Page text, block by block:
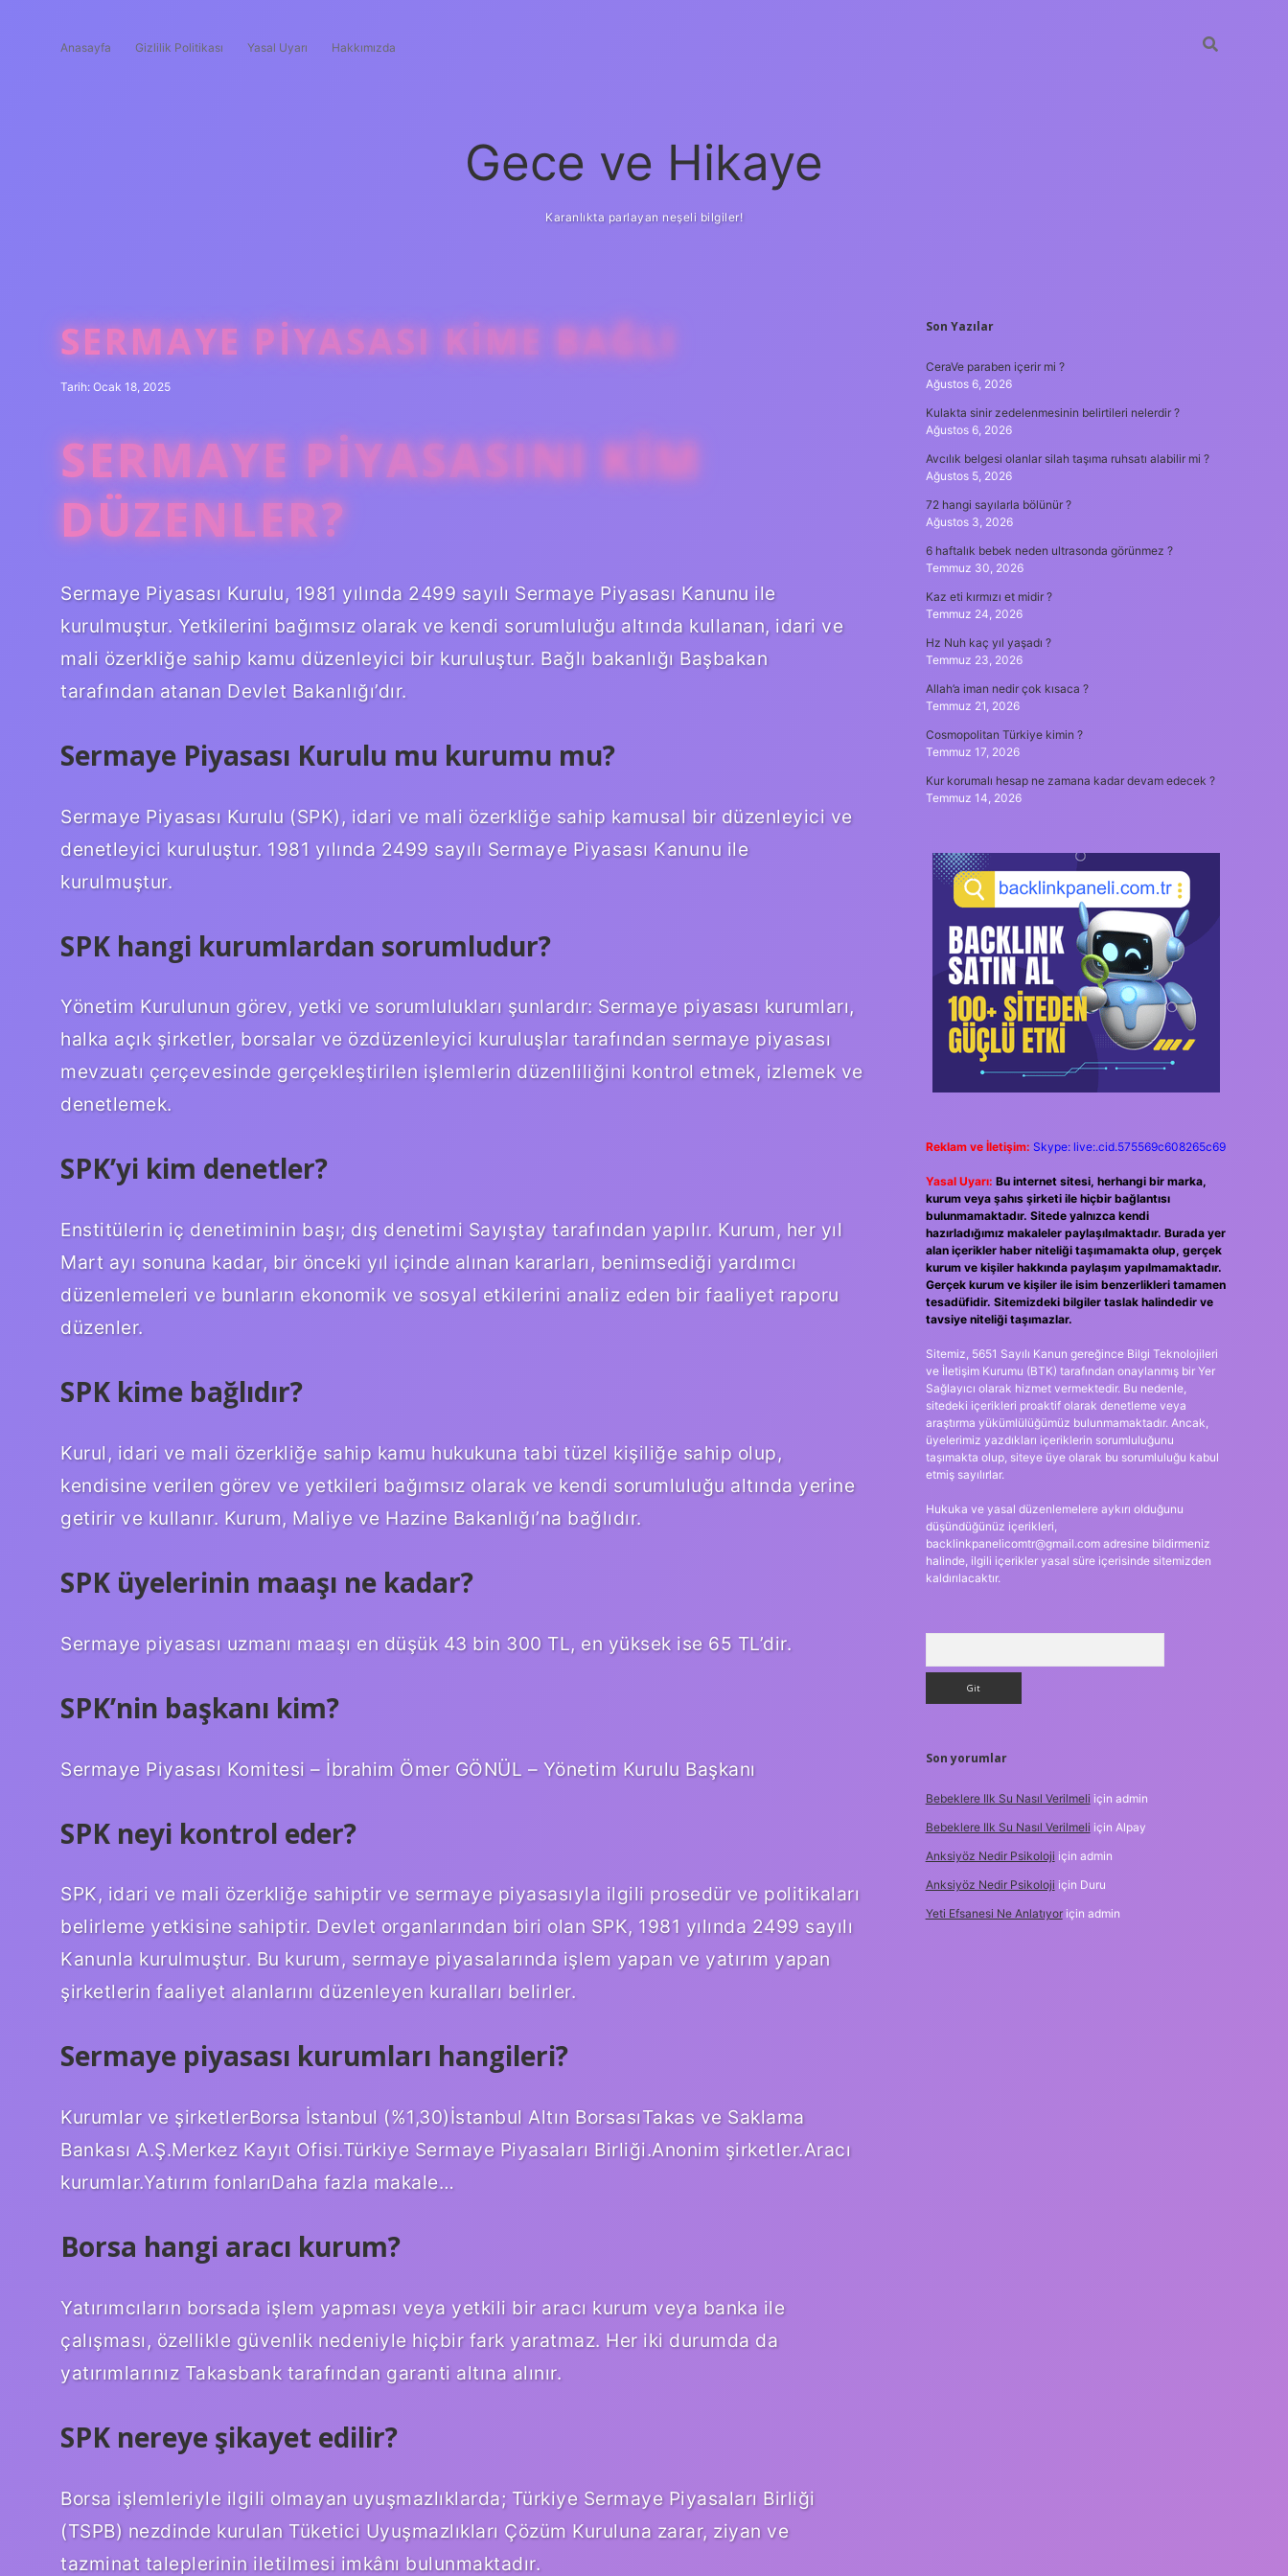
Anasayfa Gizlilik Politikası Yasal Uyarı Hakkımızda
Gece ve Hikaye
Karanlıkta parlayan neşeli bilgiler!
SERMAYE PIYASASI KIME BAĞLI
Tarih: Ocak 18, 2025
SERMAYE PIYASASINI KIM
DÜZENLER?
Sermaye Piyasası Kurulu, 1981 yılında 2499 sayılı Sermaye Piyasası Kanunu ile
kurulmuştur. Yetkilerini bağımsız olarak ve kendi sorumluluğu altında kullanan, idari ve
mali özerkliğe sahip kamu düzenleyici bir kuruluştur. Bağlı bakanlığı Başbakan
tarafından atanan Devlet Bakanlığı’dır.
Sermaye Piyasası Kurulu mu kurumu mu?
Sermaye Piyasası Kurulu (SPK), idari ve mali özerkliğe sahip kamusal bir düzenleyici ve
denetleyici kuruluştur. 1981 yılında 2499 sayılı Sermaye Piyasası Kanunu ile
kurulmuştur.
SPK hangi kurumlardan sorumludur?
Yönetim Kurulunun görev, yetki ve sorumlulukları şunlardır: Sermaye piyasası kurumları,
halka açık şirketler, borsalar ve özdüzenleyici kuruluşlar tarafından sermaye piyasası
mevzuatı çerçevesinde gerçekleştirilen işlemlerin düzenliliğini kontrol etmek, izlemek ve
denetlemek.
SPK’yi kim denetler?
Enstitülerin iç denetiminin başı; dış denetimi Sayıştay tarafından yapılır. Kurum, her yıl
Mart ayı sonuna kadar, bir önceki yıl içinde alınan kararları, benimsediği yardımcı
düzenlemeleri ve bunların ekonomik ve sosyal etkilerini analiz eden bir faaliyet raporu
düzenler.
SPK kime bağlıdır?
Kurul, idari ve mali özerkliğe sahip kamu hukukuna tabi tüzel kişiliğe sahip olup,
kendisine verilen görev ve yetkileri bağımsız olarak ve kendi sorumluluğu altında yerine
getirir ve kullanır. Kurum, Maliye ve Hazine Bakanlığı’na bağlıdır.
SPK üyelerinin maaşı ne kadar?
Sermaye piyasası uzmanı maaşı en düşük 43 bin 300 TL, en yüksek ise 65 TL’dir.
SPK’nin başkanı kim?
Sermaye Piyasası Komitesi – İbrahim Ömer GÖNÜL – Yönetim Kurulu Başkanı
SPK neyi kontrol eder?
SPK, idari ve mali özerkliğe sahiptir ve sermaye piyasasıyla ilgili prosedür ve politikaları
belirleme yetkisine sahiptir. Devlet organlarından biri olan SPK, 1981 yılında 2499 sayılı
Kanunla kurulmuştur. Bu kurum, sermaye piyasalarında işlem yapan ve yatırım yapan
şirketlerin faaliyet alanlarını düzenleyen kuralları belirler.
Sermaye piyasası kurumları hangileri?
Kurumlar ve şirketlerBorsa İstanbul (%1,30)İstanbul Altın BorsasıTakas ve Saklama
Bankası A.Ş.Merkez Kayıt Ofisi.Türkiye Sermaye Piyasaları Birliği.Anonim şirketler.Aracı
kurumlar.Yatırım fonlarıDaha fazla makale…
Borsa hangi aracı kurum?
Yatırımcıların borsada işlem yapması veya yetkili bir aracı kurum veya banka ile
çalışması, özellikle güvenlik nedeniyle hiçbir fark yaratmaz. Her iki durumda da
yatırımlarınız Takasbank tarafından garanti altına alınır.
SPK nereye şikayet edilir?
Borsa işlemleriyle ilgili olmayan uyuşmazlıklarda; Türkiye Sermaye Piyasaları Birliği
(TSPB) nezdinde kurulan Tüketici Uyuşmazlıkları Çözüm Kuruluna zarar, ziyan ve
tazminat taleplerinin iletilmesi imkânı bulunmaktadır.
SIDEBAR
Son Yazılar
CeraVe paraben içerir mi ?
Ağustos 6, 2026
Kulakta sinir zedelenmesinin belirtileri nelerdir ?
Ağustos 6, 2026
Avcılık belgesi olanlar silah taşıma ruhsatı alabilir mi ?
Ağustos 5, 2026
72 hangi sayılarla bölünür ?
Ağustos 3, 2026
6 haftalık bebek neden ultrasonda görünmez ?
Temmuz 30, 2026
Kaz eti kırmızı et midir ?
Temmuz 24, 2026
Hz Nuh kaç yıl yaşadı ?
Temmuz 23, 2026
Allah’a iman nedir çok kısaca ?
Temmuz 21, 2026
Cosmopolitan Türkiye kimin ?
Temmuz 17, 2026
Kur korumalı hesap ne zamana kadar devam edecek ?
Temmuz 14, 2026
Reklam ve İletişim: Skype: live:.cid.575569c608265c69
Yasal Uyarı: Bu internet sitesi, herhangi bir marka,
kurum veya şahıs şirketi ile hiçbir bağlantısı
bulunmamaktadır. Sitede yalnızca kendi
hazırladığımız makaleler paylaşılmaktadır. Burada yer
alan içerikler haber niteliği taşımamakta olup, gerçek
kurum ve kişiler hakkında paylaşım yapılmamaktadır.
Gerçek kurum ve kişiler ile isim benzerlikleri tamamen
tesadüfidir. Sitemizdeki bilgiler taslak halindedir ve
tavsiye niteliği taşımazlar.
Sitemiz, 5651 Sayılı Kanun gereğince Bilgi Teknolojileri
ve İletişim Kurumu (BTK) tarafından onaylanmış bir Yer
Sağlayıcı olarak hizmet vermektedir. Bu nedenle,
sitedeki içerikleri proaktif olarak denetleme veya
araştırma yükümlülüğümüz bulunmamaktadır. Ancak,
üyelerimiz yazdıkları içeriklerin sorumluluğunu
taşımakta olup, siteye üye olarak bu sorumluluğu kabul
etmiş sayılırlar.
Hukuka ve yasal düzenlemelere aykırı olduğunu
düşündüğünüz içerikleri,
backlinkpanelicomtr@gmail.comadresine bildirmeniz
halinde, ilgili içerikler yasal süre içerisinde sitemizden
kaldırılacaktır.
Son yorumlar
Bebeklere Ilk Su Nasıl Verilmeli için admin
Bebeklere Ilk Su Nasıl Verilmeli için Alpay
Anksiyöz Nedir Psikoloji için admin
Anksiyöz Nedir Psikoloji için Duru
Yeti Efsanesi Ne Anlatıyoriçin admin